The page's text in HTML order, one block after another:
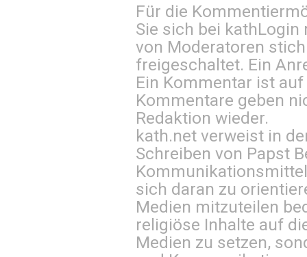
Für die
Sie sich bei kathLogin
von Moderatoren
freigeschaltet. Ein
Ein Kommentar ist
Kommentare geben
Redaktion wieder.
kath.net verweist in
Schreiben von Papst
sich daran zu
Medien mitzuteilen
religiöse Inhalte auf
Medien zu setzen,